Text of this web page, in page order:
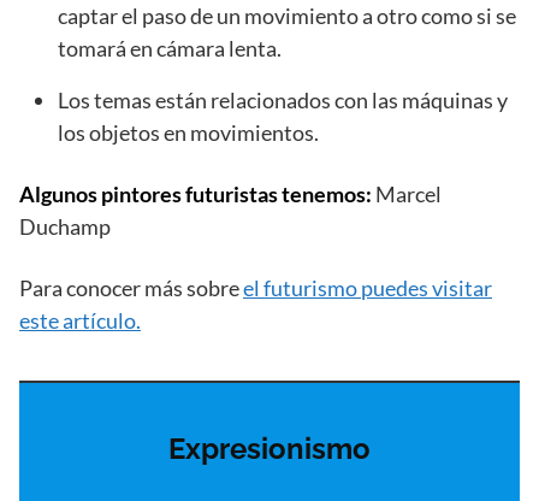
captar el paso de un movimiento a otro como si se
tomará en cámara lenta.
Los temas están relacionados con las máquinas y
los objetos en movimientos.
Algunos pintores futuristas tenemos: Marcel
Duchamp
Para conocer más sobreel futurismo puedes visitar
este artículo.
Expresionismo